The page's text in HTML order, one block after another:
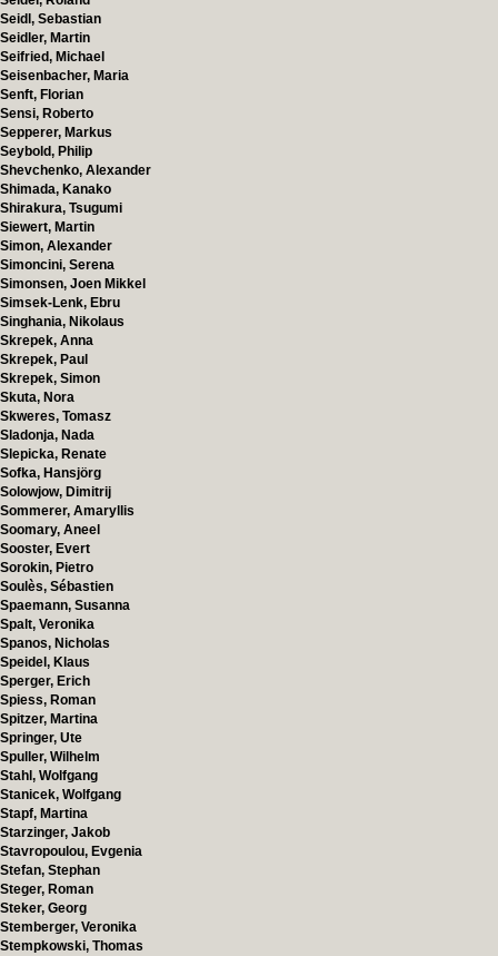
Seidl, Sebastian
Seidler, Martin
Seifried, Michael
Seisenbacher, Maria
Senft, Florian
Sensi, Roberto
Sepperer, Markus
Seybold, Philip
Shevchenko, Alexander
Shimada, Kanako
Shirakura, Tsugumi
Siewert, Martin
Simon, Alexander
Simoncini, Serena
Simonsen, Joen Mikkel
Simsek-Lenk, Ebru
Singhania, Nikolaus
Skrepek, Anna
Skrepek, Paul
Skrepek, Simon
Skuta, Nora
Skweres, Tomasz
Sladonja, Nada
Slepicka, Renate
Sofka, Hansjörg
Solowjow, Dimitrij
Sommerer, Amaryllis
Soomary, Aneel
Sooster, Evert
Sorokin, Pietro
Soulès, Sébastien
Spaemann, Susanna
Spalt, Veronika
Spanos, Nicholas
Speidel, Klaus
Sperger, Erich
Spiess, Roman
Spitzer, Martina
Springer, Ute
Spuller, Wilhelm
Stahl, Wolfgang
Stanicek, Wolfgang
Stapf, Martina
Starzinger, Jakob
Stavropoulou, Evgenia
Stefan, Stephan
Steger, Roman
Steker, Georg
Stemberger, Veronika
Stempkowski, Thomas